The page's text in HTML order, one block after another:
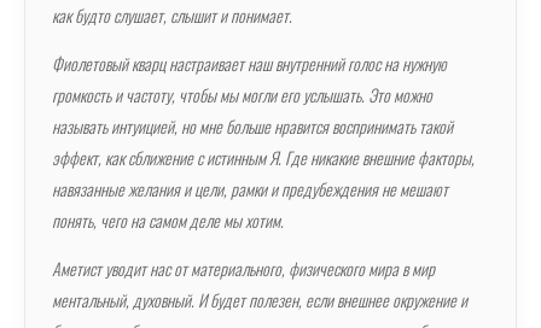
как будто слушает, слышит и понимает.
Фиолетовый кварц настраивает наш внутренний голос на нужную
громкость и частоту, чтобы мы могли его услышать. Это можно
называть интуицией, но мне больше нравится воспринимать такой
эффект, как сближение с истинным Я. Где никакие внешние факторы,
навязанные желания и цели, рамки и предубеждения не мешают
понять, чего на самом деле мы хотим.
Аметист уводит нас от материального, физического мира в мир
ментальный, духовный. И будет полезен, если внешнее окружение и